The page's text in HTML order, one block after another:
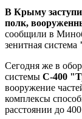
В Крыму
полк,
сообщили в
зенитная система
Сегодня же в
системы С-400
вооружение
комплексы
расстоянии до